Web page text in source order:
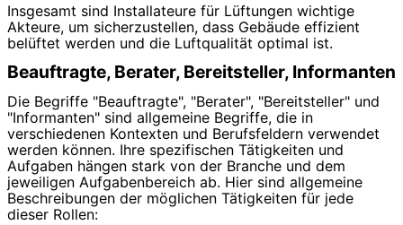
Insgesamt sind Installateure für Lüftungen wichtige
Akteure, um sicherzustellen, dass Gebäude effizient
belüftet werden und die Luftqualität optimal ist.
Beauftragte, Berater, Bereitsteller, Informanten
Die Begriffe "Beauftragte", "Berater", "Bereitsteller" und
"Informanten" sind allgemeine Begriffe, die in
verschiedenen Kontexten und Berufsfeldern verwendet
werden können. Ihre spezifischen Tätigkeiten und
Aufgaben hängen stark von der Branche und dem
jeweiligen Aufgabenbereich ab. Hier sind allgemeine
Beschreibungen der möglichen Tätigkeiten für jede
dieser Rollen: